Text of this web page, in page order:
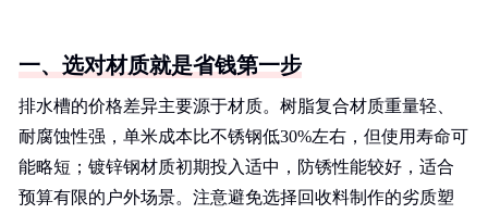
一、选对材质就是省钱第一步
排水槽的价格差异主要源于材质。树脂复合材质重量轻、
耐腐蚀性强，单米成本比不锈钢低30%左右，但使用寿命可
能略短；镀锌钢材质初期投入适中，防锈性能较好，适合
预算有限的户外场景。注意避免选择回收料制作的劣质塑